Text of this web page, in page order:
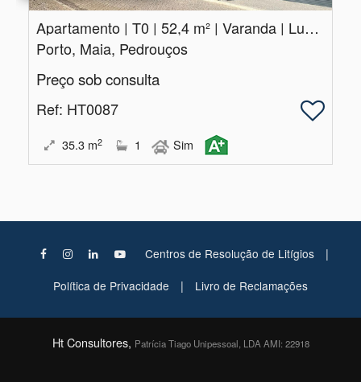
Apartamento | T0 | 52,4 m² | Varanda | Lugar de Garangem
Porto, Maia, Pedrouços
Preço sob consulta
Ref: HT0087
35.3 m2 1 Sim
Centros de Resolução de Litígios |
Política de Privacidade | Livro de Reclamações
Ht Consultores, Patrícia Tiago Unipessoal, LDA AMI: 22918